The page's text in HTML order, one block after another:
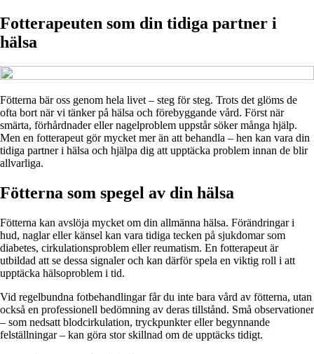
Fotterapeuten som din tidiga partner i
hälsa
Fötterna bär oss genom hela livet – steg för steg. Trots det glöms de
ofta bort när vi tänker på hälsa och förebyggande vård. Först när
smärta, förhårdnader eller nagelproblem uppstår söker många hjälp.
Men en fotterapeut gör mycket mer än att behandla – hen kan vara din
tidiga partner i hälsa och hjälpa dig att upptäcka problem innan de blir
allvarliga.
Fötterna som spegel av din hälsa
Fötterna kan avslöja mycket om din allmänna hälsa. Förändringar i
hud, naglar eller känsel kan vara tidiga tecken på sjukdomar som
diabetes, cirkulationsproblem eller reumatism. En fotterapeut är
utbildad att se dessa signaler och kan därför spela en viktig roll i att
upptäcka hälsoproblem i tid.
Vid regelbundna fotbehandlingar får du inte bara vård av fötterna, utan
också en professionell bedömning av deras tillstånd. Små observationer
– som nedsatt blodcirkulation, tryckpunkter eller begynnande
felställningar – kan göra stor skillnad om de upptäcks tidigt.